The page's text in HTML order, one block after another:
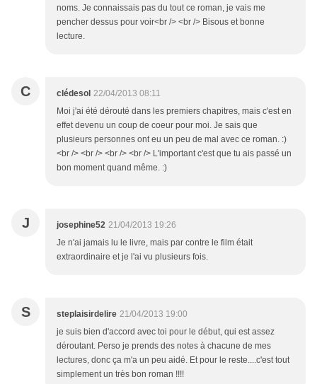
noms. Je connaissais pas du tout ce roman, je vais me
pencher dessus pour voir<br /> <br /> Bisous et bonne
lecture.
C clédesol 22/04/2013 08:11
Moi j'ai été dérouté dans les premiers chapitres, mais c'est en
effet devenu un coup de coeur pour moi. Je sais que
plusieurs personnes ont eu un peu de mal avec ce roman. :)
<br /> <br /> <br /> <br /> L'important c'est que tu ais passé un
bon moment quand même. :)
J josephine52 21/04/2013 19:26
Je n'ai jamais lu le livre, mais par contre le film était
extraordinaire et je l'ai vu plusieurs fois.
S steplaisirdelire 21/04/2013 19:00
je suis bien d'accord avec toi pour le début, qui est assez
déroutant. Perso je prends des notes à chacune de mes
lectures, donc ça m'a un peu aidé. Et pour le reste....c'est tout
simplement un très bon roman !!!!